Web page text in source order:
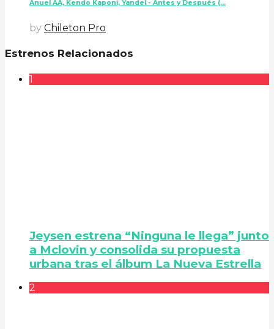
Anuel AA, Kendo Kaponi, Yandel - Antes y Después (...
by Chileton Pro
Estrenos Relacionados
1
Jeysen estrena “Ninguna le llega” junto
a Mclovin y consolida su propuesta
urbana tras el álbum La Nueva Estrella
2